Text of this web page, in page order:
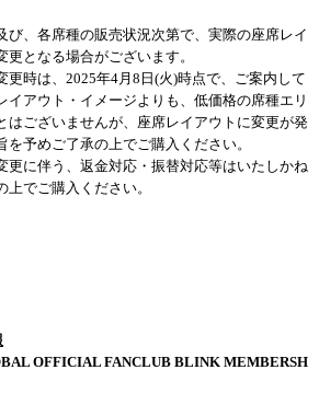
、各席種の販売状況次第で、実際の座席レイ
更となる場合がございます。
時は、2025年4月8日(火)時点で、ご案内して
イアウト・イメージよりも、低価格の席種エリ
はございませんが、座席レイアウトに変更が発
を予めご了承の上でご購入ください。
更に伴う、返金対応・振替対応等はいたしかね
上でご購入ください。
OFFICIAL FANCLUB BLINK MEMBERSH